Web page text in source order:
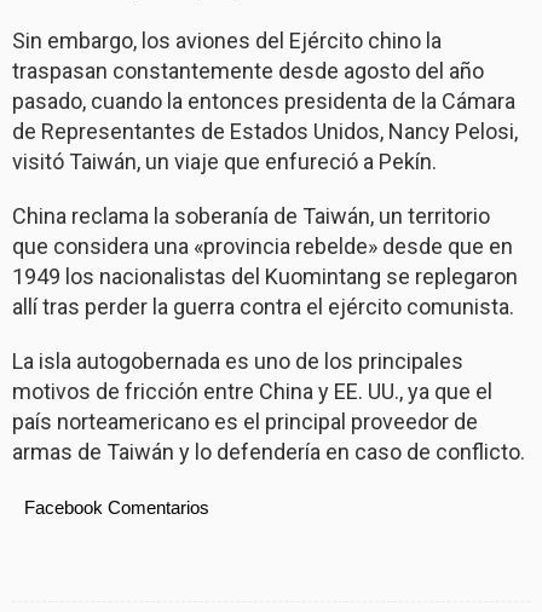
Sin embargo, los aviones del Ejército chino la
traspasan constantemente desde agosto del año
pasado, cuando la entonces presidenta de la Cámara
de Representantes de Estados Unidos, Nancy Pelosi,
visitó Taiwán, un viaje que enfureció a Pekín.
China reclama la soberanía de Taiwán, un territorio
que considera una «provincia rebelde» desde que en
1949 los nacionalistas del Kuomintang se replegaron
allí tras perder la guerra contra el ejército comunista.
La isla autogobernada es uno de los principales
motivos de fricción entre China y EE. UU., ya que el
país norteamericano es el principal proveedor de
armas de Taiwán y lo defendería en caso de conflicto.
Facebook Comentarios